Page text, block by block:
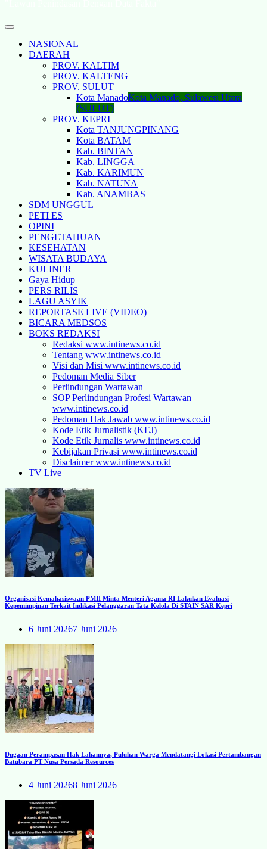
NASIONAL
DAERAH
PROV. KALTIM
PROV. KALTENG
PROV. SULUT
Kota ManadoKota Manado, Sulawesi Utara
(SULUT)
PROV. KEPRI
Kota TANJUNGPINANG
Kota BATAM
Kab. BINTAN
Kab. LINGGA
Kab. KARIMUN
Kab. NATUNA
Kab. ANAMBAS
SDM UNGGUL
PETI ES
OPINI
PENGETAHUAN
KESEHATAN
WISATA BUDAYA
KULINER
Gaya Hidup
PERS RILIS
LAGU ASYIK
REPORTASE LIVE (VIDEO)
BICARA MEDSOS
BOKS REDAKSI
Redaksi www.intinews.co.id
Tentang www.intinews.co.id
Visi dan Misi www.intinews.co.id
Pedoman Media Siber
Perlindungan Wartawan
SOP Perlindungan Profesi Wartawan
www.intinews.co.id
Pedoman Hak Jawab www.intinews.co.id
Kode Etik Jurnalistik (KEJ)
Kode Etik Jurnalis www.intinews.co.id
Kebijakan Privasi www.intinews.co.id
Disclaimer www.intinews.co.id
TV Live
Organisasi Kemahasiswaan PMII Minta Menteri Agama RI Lakukan Evaluasi
Kepemimpinan Terkait Indikasi Pelanggaran Tata Kelola Di STAIN SAR Kepri
6 Juni 20267 Juni 2026
Dugaan Perampasan Hak Lahannya, Puluhan Warga Mendatangi Lokasi Pertambangan
Batubara PT Nusa Persada Resources
4 Juni 20268 Juni 2026